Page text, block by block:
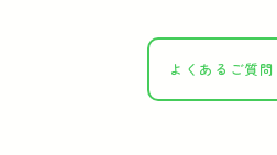
よくあるご質問